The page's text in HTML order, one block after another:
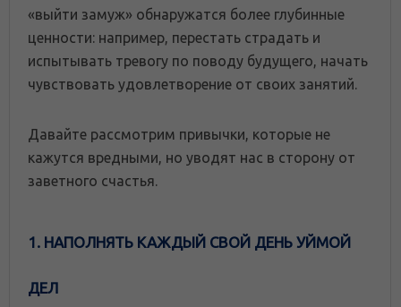
«выйти замуж» обнаружатся более глубинные
ценности: например, перестать страдать и
испытывать тревогу по поводу будущего, начать
чувствовать удовлетворение от своих занятий.
Давайте рассмотрим привычки, которые не
кажутся вредными, но уводят нас в сторону от
заветного счастья.
1. НАПОЛНЯТЬ КАЖДЫЙ СВОЙ ДЕНЬ УЙМОЙ
ДЕЛ